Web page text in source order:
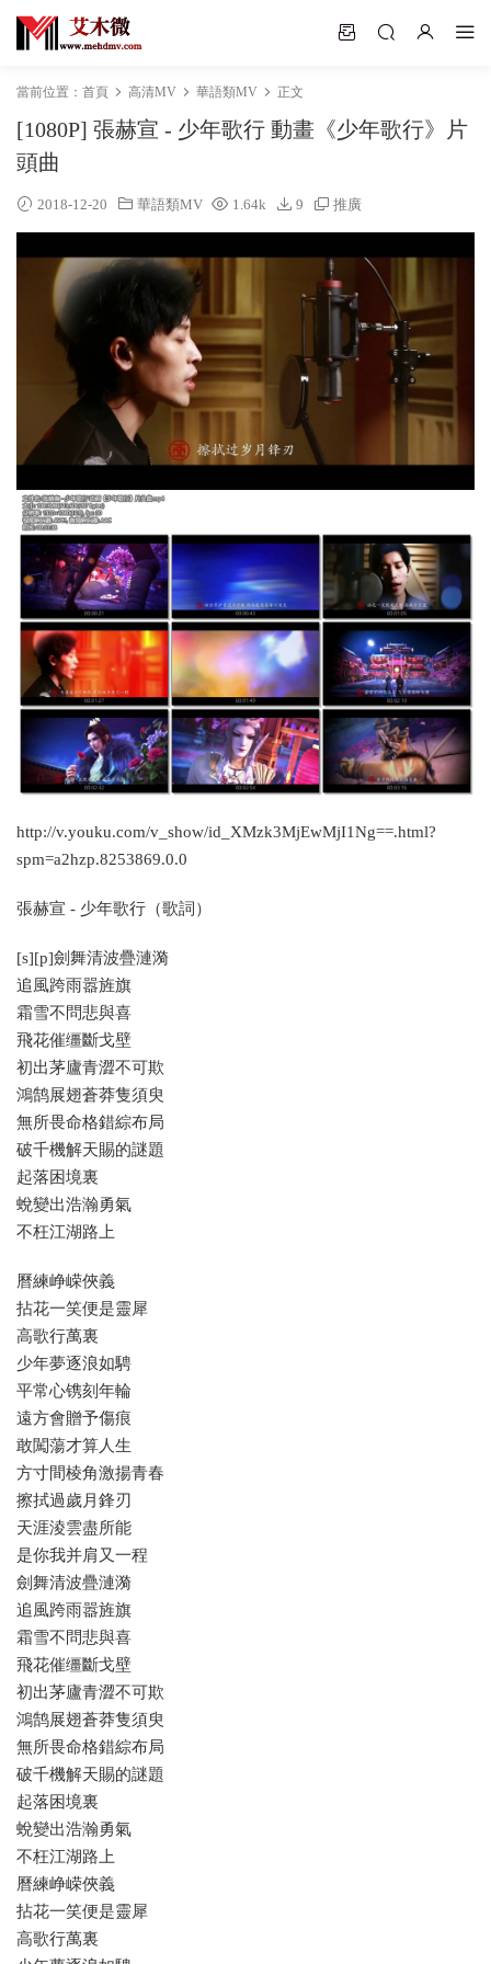
當前位置： 首頁 高清MV 華語類MV 正文
[1080P] 張赫宣 - 少年歌行 動畫《少年歌行》片
頭曲
2018-12-20 華語類MV 1.64k 9 推廣
http://v.youku.com/v_show/id_XMzk3MjEwMjI1Ng==.html?
spm=a2hzp.8253869.0.0
張赫宣 - 少年歌行（歌詞）
[s][p]劍舞清波疊漣漪
追風跨雨嚣旌旗
霜雪不問悲與喜
飛花催缰斷戈壁
初出茅廬青澀不可欺
鴻鹄展翅蒼莽隻須臾
無所畏命格錯綜布局
破千機解天賜的謎題
起落困境裏
蛻變出浩瀚勇氣
不枉江湖路上
曆練峥嵘俠義
拈花一笑便是靈犀
高歌行萬裏
少年夢逐浪如騁
平常心镌刻年輪
遠方會贈予傷痕
敢闖蕩才算人生
方寸間棱角激揚青春
擦拭過歲月鋒刃
天涯淩雲盡所能
是你我并肩又一程
劍舞清波疊漣漪
追風跨雨嚣旌旗
霜雪不問悲與喜
飛花催缰斷戈壁
初出茅廬青澀不可欺
鴻鹄展翅蒼莽隻須臾
無所畏命格錯綜布局
破千機解天賜的謎題
起落困境裏
蛻變出浩瀚勇氣
不枉江湖路上
曆練峥嵘俠義
拈花一笑便是靈犀
高歌行萬裏